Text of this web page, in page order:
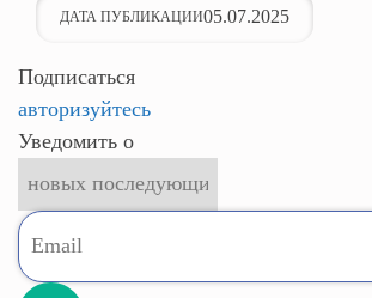
ДАТА ПУБЛИКАЦИИ05.07.2025
Подписаться
авторизуйтесь
Уведомить о